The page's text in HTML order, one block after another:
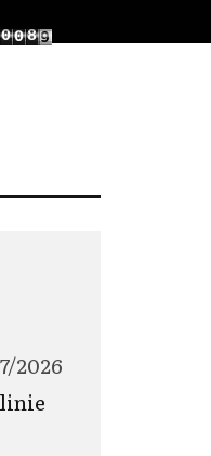
010
8
7
2026
linie